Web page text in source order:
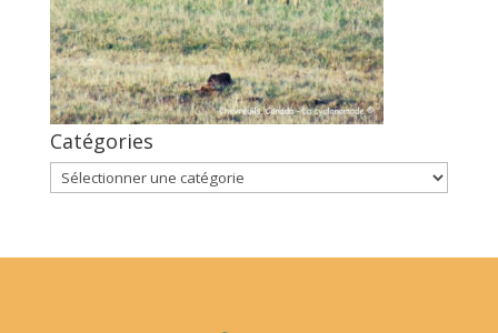
Catégories
Catégories